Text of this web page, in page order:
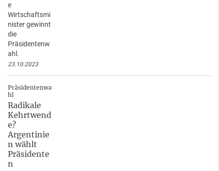
e
Wirtschaftsmi
nister gewinnt
die
Präsidentenw
ahl.
23.10.2023
Präsidentenwa
hl
Radikale
Kehrtwend
e?
Argentinie
n wählt
Präsidente
n